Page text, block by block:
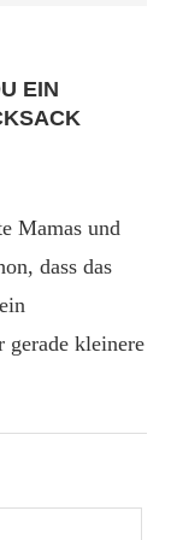
EIN
Mamas und
dass das
kleinere